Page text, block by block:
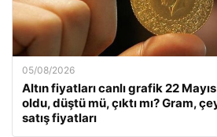
05/08/2026
Altın fiyatları canlı grafik 22
oldu, düştü mü, çıktı mı? Gram,
satış fiyatları